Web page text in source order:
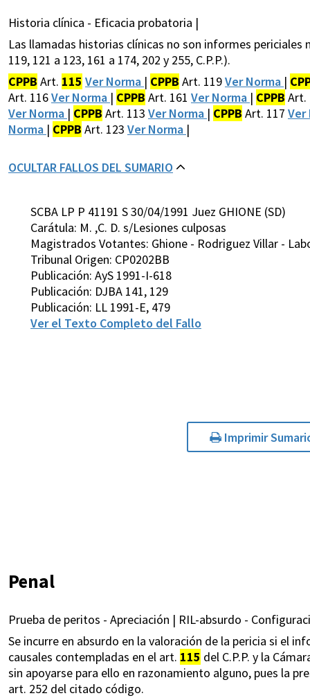
Historia clínica - Eficacia probatoria |
Las llamadas historias clínicas no son informes
119, 121 a 123, 161 a 174, 202 y 255, C.P.P.).
CPPB Art. 115 Ver Norma | CPPB Art. 119Ver Norma |
Art. 116Ver Norma | CPPB Art. 161 Ver Norma | CPPB Art.
Ver Norma | CPPB Art. 113 Ver Norma | CPPB Art. 117 Ver
Norma | CPPB Art. 123 Ver Norma |
OCULTAR FALLOS DEL SUMARIO
SCBA LP P 41191 S 30/04/1991 Juez GHIONE (SD)
Carátula: M. ,C. D. s/Lesiones culposas
Magistrados Votantes: Ghione - Rodriguez Villar -
Tribunal Origen: CP0202BB
Publicación: AyS 1991-I-618
Publicación: DJBA 141, 129
Publicación: LL 1991-E, 479
Ver el Texto Completo del Fallo
Imprimir
Penal
Prueba de peritos - Apreciación | RIL-absurdo -
Se incurre en absurdo en la valoración de la pericia si el
causales contempladas en el art. 115 del C.P.P. y la
sin apoyarse para ello en razonamiento alguno, pues la
art. 252 del citado código.